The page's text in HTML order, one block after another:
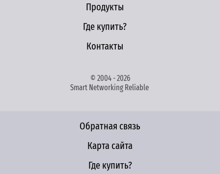
Продукты
Где купить?
Контакты
© 2004 - 2026
Smart Networking Reliable
Обратная связь
Карта сайта
Где купить?